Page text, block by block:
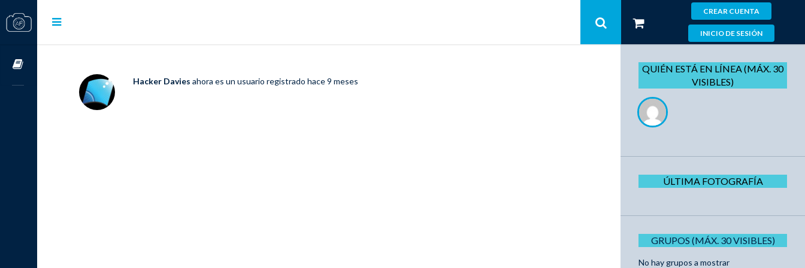
CREAR CUENTA
INICIO DE SESIÓN
Hacker Davies ahora es un usuario registrado hace 9 meses
QUIÉN ESTÁ EN LÍNEA (MÁX. 30
VISIBLES)
ÚLTIMA FOTOGRAFÍA
GRUPOS (MÁX. 30 VISIBLES)
No hay grupos a mostrar